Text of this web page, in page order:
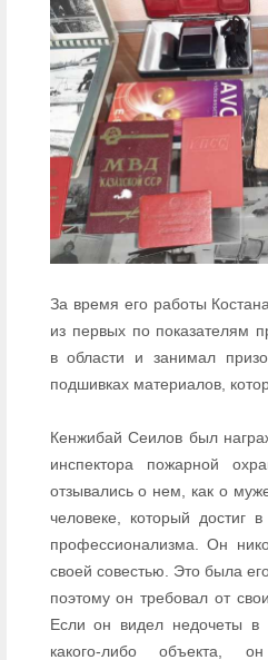
За время его работы
из первых по показателям
в области и занимал
подшивках материалов,
Кенжибай Сеилов был
инспектора пожарной
отзывались о нем, как о
человеке, который достиг
профессионализма. Он
своей совестью. Это была
поэтому он требовал от
Если он видел недочеты в
какого-либо объекта,